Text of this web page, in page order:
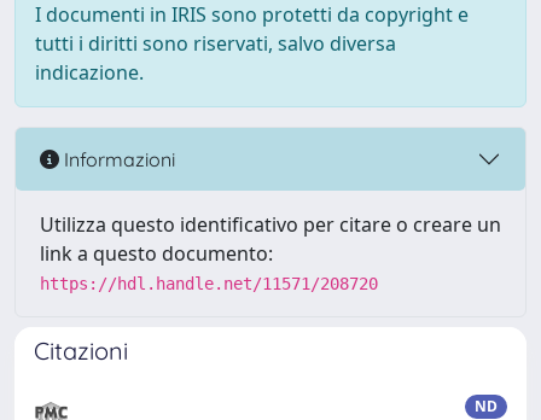
I documenti in IRIS sono protetti da copyright e
tutti i diritti sono riservati, salvo diversa
indicazione.
Informazioni
Utilizza questo identificativo per citare o creare un
link a questo documento:
https://hdl.handle.net/11571/208720
Citazioni
ND